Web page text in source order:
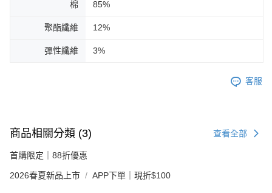
棉 85%
聚酯纖維 12%
彈性纖維 3%
客服
商品相關分類 (3) 查看全部
首購限定｜88折優惠
2026春夏新品上市 APP下單｜現折$100